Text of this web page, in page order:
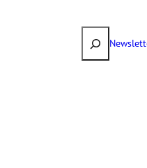
Suchen